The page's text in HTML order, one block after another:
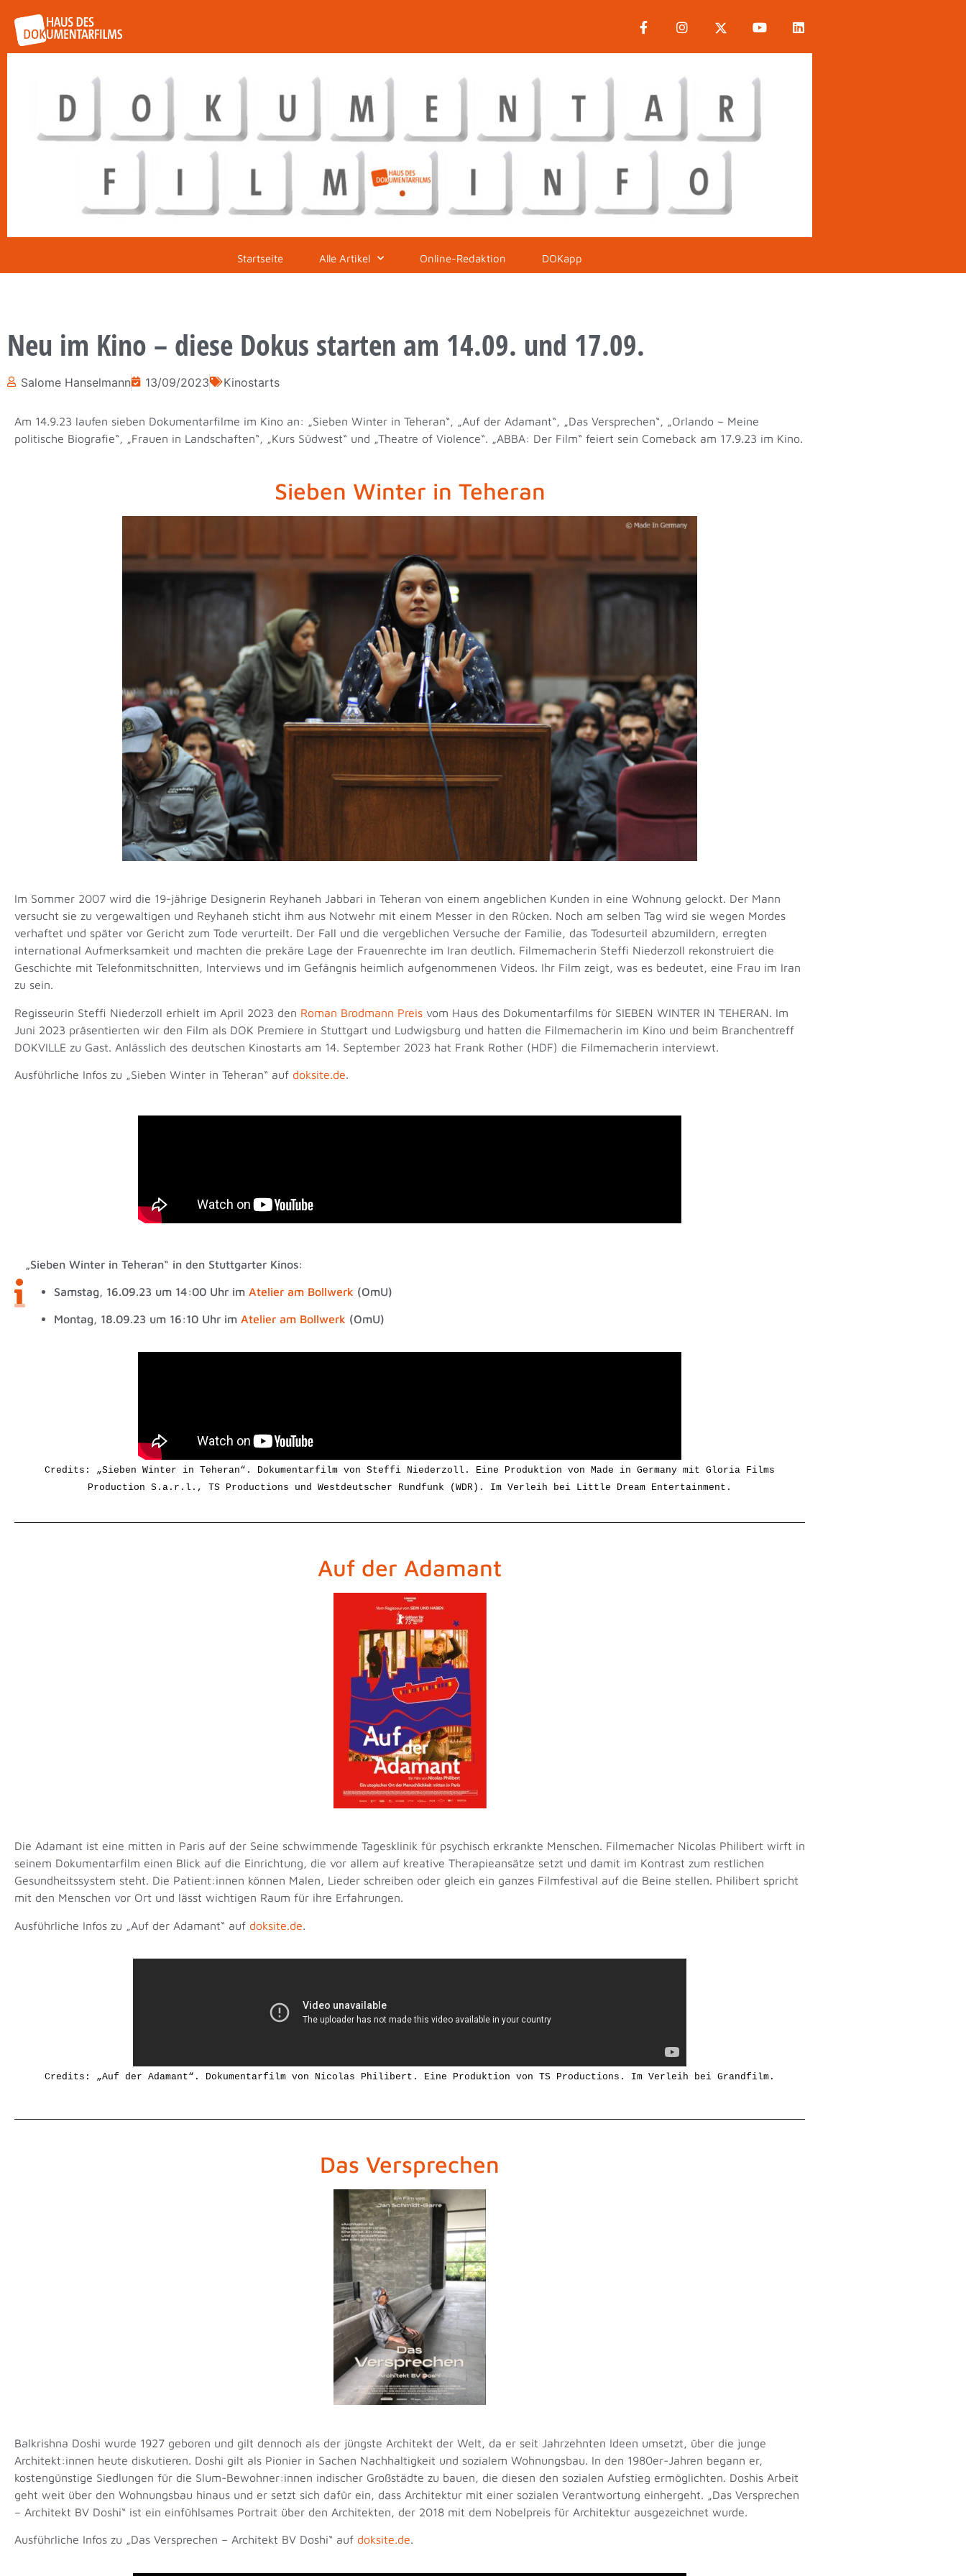
Startseite Alle Artikel Online-Redaktion DOKapp
Neu im Kino – diese Dokus starten am 14.09. und 17.09.
Salome Hanselmann 13/09/2023 Kinostarts
Am 14.9.23 laufen sieben Dokumentarfilme im Kino an: „Sieben Winter in Teheran“, „Auf der Adamant“, „Das Versprechen“, „Orlando – Meine
politische Biografie“, „Frauen in Landschaften“, „Kurs Südwest“ und „Theatre of Violence“. „ABBA: Der Film“ feiert sein Comeback am 17.9.23 im Kino.
Sieben Winter in Teheran
Im Sommer 2007 wird die 19-jährige Designerin Reyhaneh Jabbari in Teheran von einem angeblichen Kunden in eine Wohnung gelockt. Der Mann
versucht sie zu vergewaltigen und Reyhaneh sticht ihm aus Notwehr mit einem Messer in den Rücken. Noch am selben Tag wird sie wegen Mordes
verhaftet und später vor Gericht zum Tode verurteilt. Der Fall und die vergeblichen Versuche der Familie, das Todesurteil abzumildern, erregten
international Aufmerksamkeit und machten die prekäre Lage der Frauenrechte im Iran deutlich. Filmemacherin Steffi Niederzoll rekonstruiert die
Geschichte mit Telefonmitschnitten, Interviews und im Gefängnis heimlich aufgenommenen Videos. Ihr Film zeigt, was es bedeutet, eine Frau im Iran
zu sein.
Regisseurin Steffi Niederzoll erhielt im April 2023 den Roman Brodmann Preis vom Haus des Dokumentarfilms für SIEBEN WINTER IN TEHERAN. Im
Juni 2023 präsentierten wir den Film als DOK Premiere in Stuttgart und Ludwigsburg und hatten die Filmemacherin im Kino und beim Branchentreff
DOKVILLE zu Gast. Anlässlich des deutschen Kinostarts am 14. September 2023 hat Frank Rother (HDF) die Filmemacherin interviewt.
Ausführliche Infos zu „Sieben Winter in Teheran“ auf doksite.de.
„Sieben Winter in Teheran“ in den Stuttgarter Kinos:
Samstag, 16.09.23 um 14:00 Uhr im Atelier am Bollwerk (OmU)
Montag, 18.09.23 um 16:10 Uhr im Atelier am Bollwerk (OmU)
Credits: „Sieben Winter in Teheran“. Dokumentarfilm von Steffi Niederzoll . Eine Produktion von Made in Germany mit Gloria Films
Production S.a.r.l., TS Productions und Westdeutscher Rundfunk (WDR). Im Verleih bei Little Dream Entertainment.
Auf der Adamant
Die Adamant ist eine mitten in Paris auf der Seine schwimmende Tagesklinik für psychisch erkrankte Menschen. Filmemacher Nicolas Philibert wirft in
seinem Dokumentarfilm einen Blick auf die Einrichtung, die vor allem auf kreative Therapieansätze setzt und damit im Kontrast zum restlichen
Gesundheitssystem steht. Die Patient:innen können Malen, Lieder schreiben oder gleich ein ganzes Filmfestival auf die Beine stellen. Philibert spricht
mit den Menschen vor Ort und lässt wichtigen Raum für ihre Erfahrungen.
Ausführliche Infos zu „Auf der Adamant“ auf doksite.de.
Credits: „Auf der Adamant“. Dokumentarfilm von Nicolas Philibert. Eine Produktion von TS Productions . Im Verleih bei Grandfilm.
Das Versprechen
Balkrishna Doshi wurde 1927 geboren und gilt dennoch als der jüngste Architekt der Welt, da er seit Jahrzehnten Ideen umsetzt, über die junge
Architekt:innen heute diskutieren. Doshi gilt als Pionier in Sachen Nachhaltigkeit und sozialem Wohnungsbau. In den 1980er-Jahren begann er,
kostengünstige Siedlungen für die Slum-Bewohner:innen indischer Großstädte zu bauen, die diesen den sozialen Aufstieg ermöglichten. Doshis Arbeit
geht weit über den Wohnungsbau hinaus und er setzt sich dafür ein, dass Architektur mit einer sozialen Verantwortung einhergeht. „Das Versprechen
– Architekt BV Doshi“ ist ein einfühlsames Portrait über den Architekten, der 2018 mit dem Nobelpreis für Architektur ausgezeichnet wurde.
Ausführliche Infos zu „Das Versprechen – Architekt BV Doshi“ auf doksite.de.